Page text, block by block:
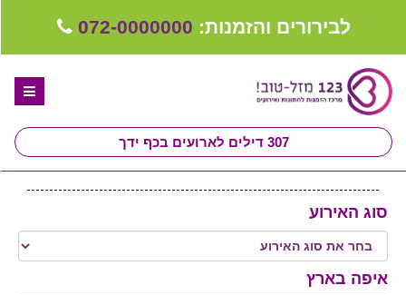
לבירורים והזמנות: 072-0000000
307 דילים לארועים בכף ידך
ספקים לחתונה מומלצים
קבלו ייעוץ בחינם
סוג האירוע
איפה בארץ